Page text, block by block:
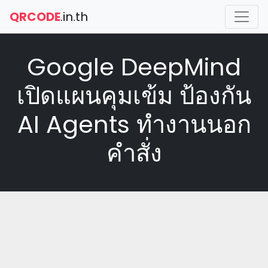
QRCODE.in.th
Google DeepMind
เปิดแผนคุมเข้ม ป้องกัน
AI Agents ทำงานนอก
คำสั่ง